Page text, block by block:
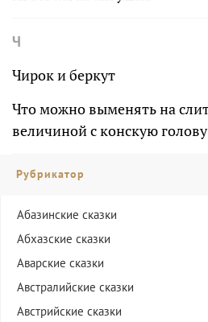
Ч
Чирок и беркут
Что можно выменять на
величиной с конскую голову
Рубрикатор
Абазинские сказки
Абхазские сказки
Аварские сказки
Австралийские сказки
Австрийские сказки